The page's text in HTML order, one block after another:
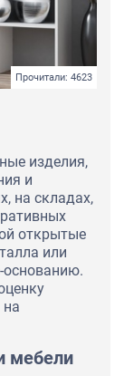
Прочитали: 4623
изделия,
и
на складах,
открытые
или
основанию.
на
мебели